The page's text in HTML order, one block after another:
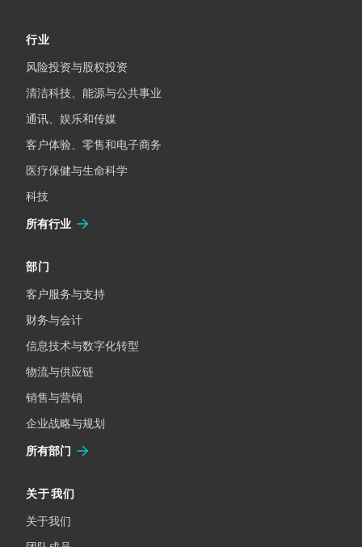
行业
风险投资与股权投资
清洁科技、能源与公共事业
通讯、娱乐和传媒
客户体验、零售和电子商务
医疗保健与生命科学
科技
所有行业
部门
客户服务与支持
财务与会计
信息技术与数字化转型
物流与供应链
销售与营销
企业战略与规划
所有部门
关于我们
关于我们